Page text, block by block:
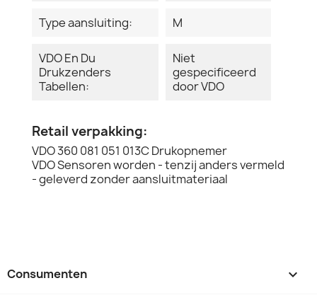
Type aansluiting: M
VDO En Du
Drukzenders
Tabellen:
Niet
gespecificeerd
door VDO
Retail verpakking:
VDO 360 081 051 013C Drukopnemer
VDO Sensoren worden - tenzij anders vermeld
- geleverd zonder aansluitmateriaal
Consumenten 